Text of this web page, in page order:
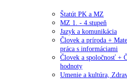
Štatút PK a MZ
MZ 1. - 4.stupeň
Jazyk a komunikácia
Človek a príroda +
práca s informáciami
Človek a spoločnosť +
hodnoty
Umenie a kultúra,